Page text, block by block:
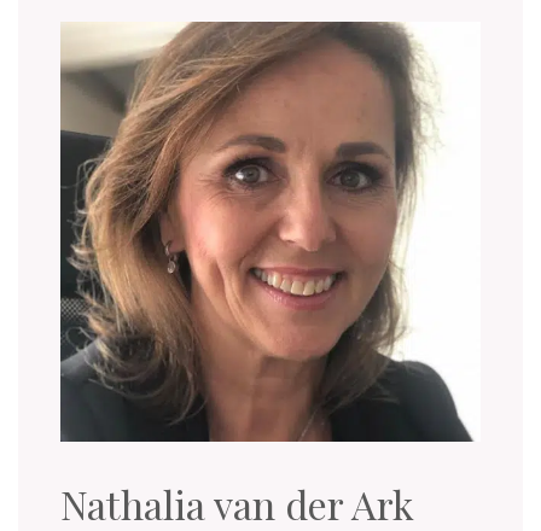
Nathalia van der Ark